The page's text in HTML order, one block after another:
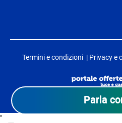
Termini e condizioni | Privacy e
Parla
"